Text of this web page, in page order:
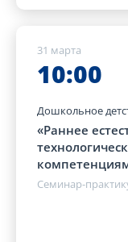
31 марта
10:00
Дошкольное
«Раннее
Семинар-